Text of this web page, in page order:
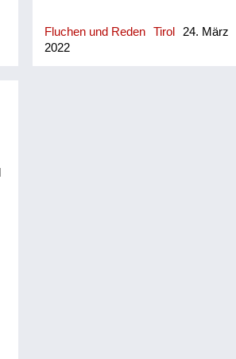
Fluchen und Reden Tirol
24. März
2022